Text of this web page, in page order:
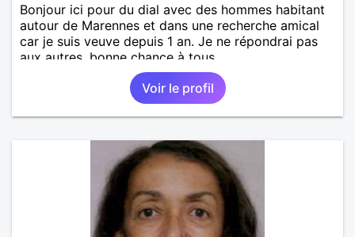
Bonjour ici pour du dial avec des hommes habitant
autour de Marennes et dans une recherche amical
car je suis veuve depuis 1 an. Je ne répondrai pas
aux autres, bonne chance à tous.
Voir le profil